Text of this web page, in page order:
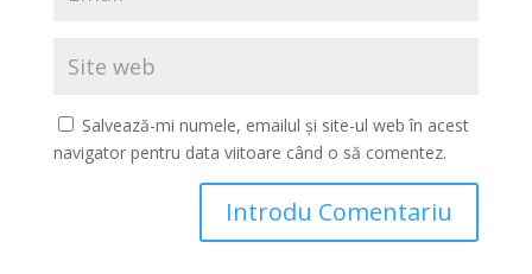
Salvează-mi numele, emailul și site-ul web în acest
navigator pentru data viitoare când o să comentez.